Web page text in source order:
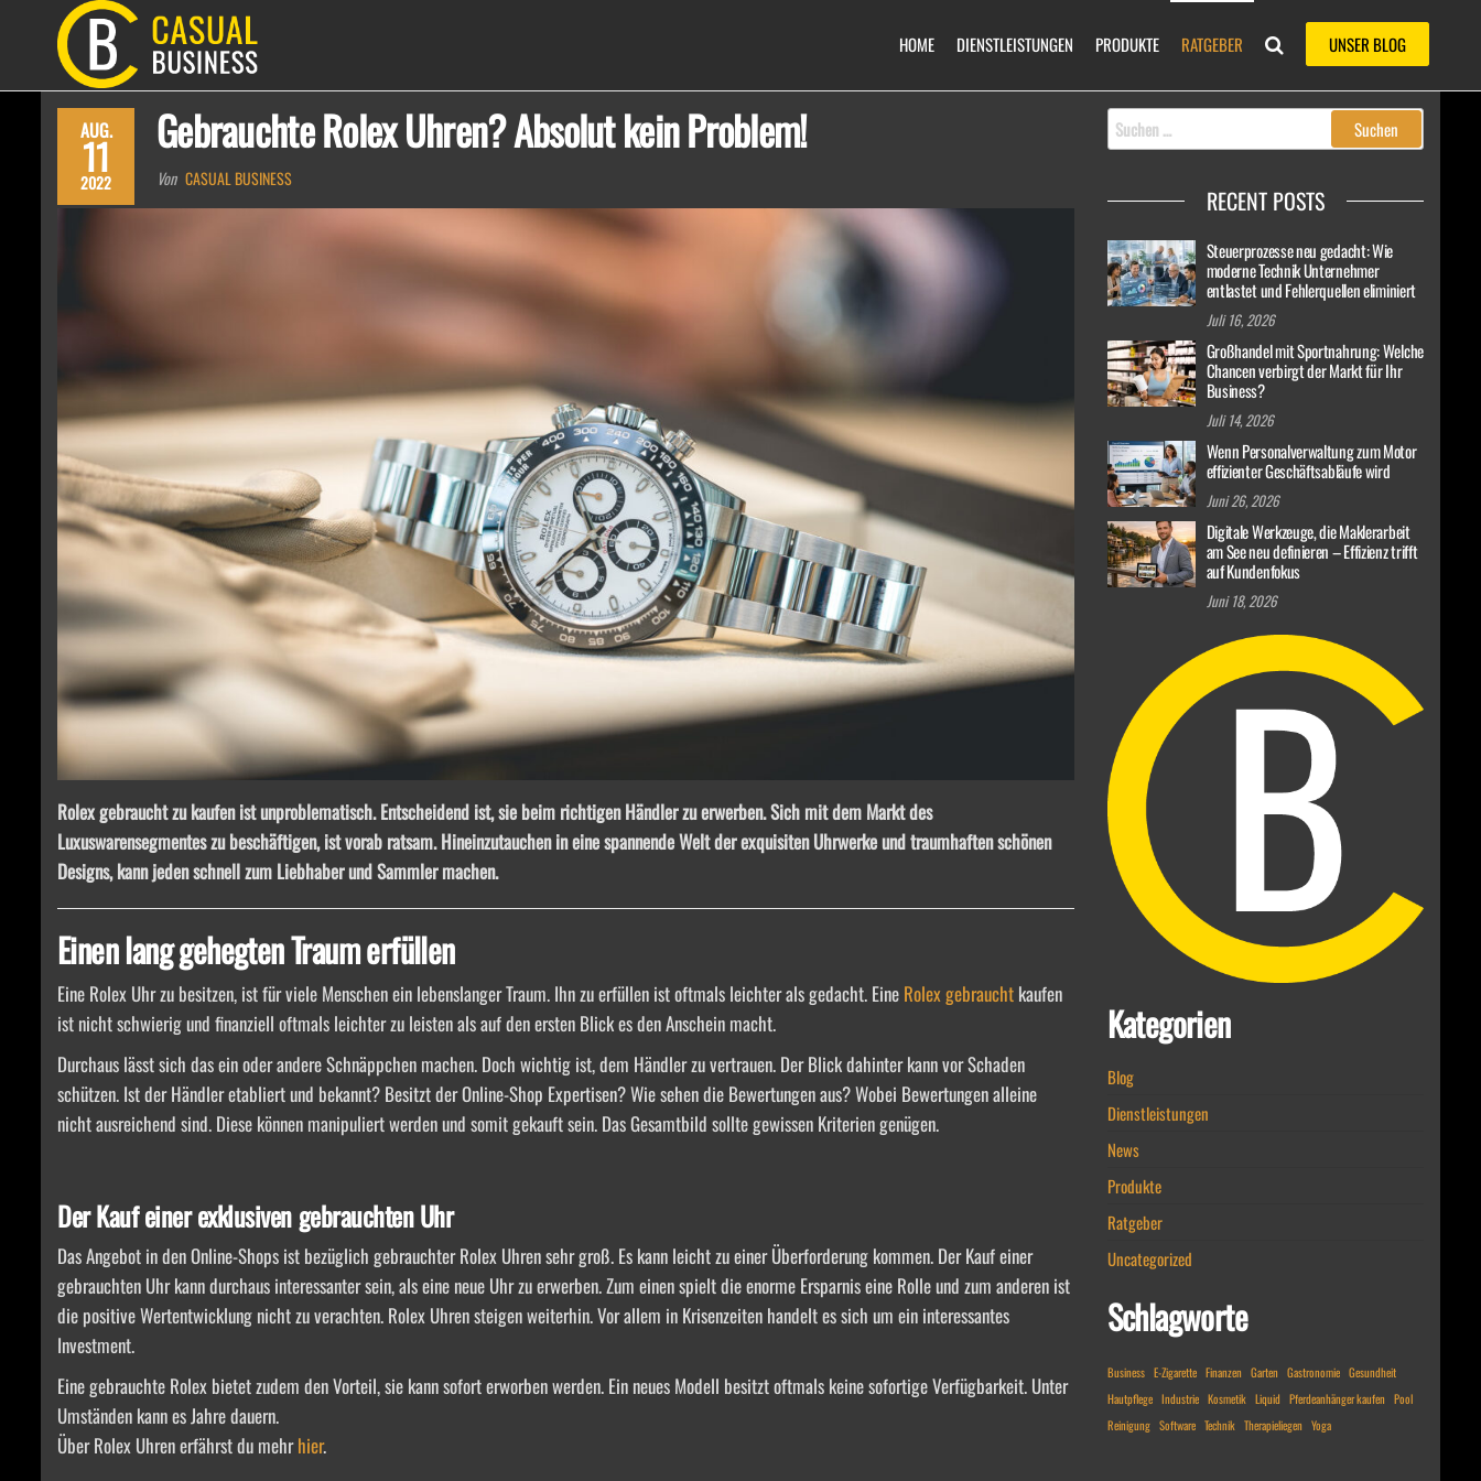
BUSINESS
UNSER BLOG
HOME DIENSTLEISTUNGEN PRODUKTE RATGEBER
AUG.
11
2022
Gebrauchte Rolex Uhren? Absolut kein Problem!
Von CASUAL BUSINESS
Rolex gebraucht zu kaufen ist unproblematisch. Entscheidend ist, sie beim richtigen Händler zu erwerben. Sich mit dem Markt des
Luxuswarensegmentes zu beschäftigen, ist vorab ratsam. Hineinzutauchen in eine spannende Welt der exquisiten Uhrwerke und traumhaften schönen
Designs, kann jeden schnell zum Liebhaber und Sammler machen.
Einen lang gehegten Traum erfüllen
Eine Rolex Uhr zu besitzen, ist für viele Menschen ein lebenslanger Traum. Ihn zu erfüllen ist oftmals leichter als gedacht. Eine Rolex gebraucht kaufen
ist nicht schwierig und finanziell oftmals leichter zu leisten als auf den ersten Blick es den Anschein macht.
Durchaus lässt sich das ein oder andere Schnäppchen machen. Doch wichtig ist, dem Händler zu vertrauen. Der Blick dahinter kann vor Schaden
schützen. Ist der Händler etabliert und bekannt? Besitzt der Online-Shop Expertisen? Wie sehen die Bewertungen aus? Wobei Bewertungen alleine
nicht ausreichend sind. Diese können manipuliert werden und somit gekauft sein. Das Gesamtbild sollte gewissen Kriterien genügen.
Der Kauf einer exklusiven gebrauchten Uhr
Das Angebot in den Online-Shops ist bezüglich gebrauchter Rolex Uhren sehr groß. Es kann leicht zu einer Überforderung kommen. Der Kauf einer
gebrauchten Uhr kann durchaus interessanter sein, als eine neue Uhr zu erwerben. Zum einen spielt die enorme Ersparnis eine Rolle und zum anderen ist
die positive Wertentwicklung nicht zu verachten. Rolex Uhren steigen weiterhin. Vor allem in Krisenzeiten handelt es sich um ein interessantes
Investment.
Eine gebrauchte Rolex bietet zudem den Vorteil, sie kann sofort erworben werden. Ein neues Modell besitzt oftmals keine sofortige Verfügbarkeit. Unter
Umständen kann es Jahre dauern.
Über Rolex Uhren erfährst du mehrhier.
Suchen
nach:
RECENT POSTS
Steuerprozesse neu gedacht: Wie
moderne Technik Unternehmer
entlastet und Fehlerquellen eliminiert
Juli 16, 2026
Großhandel mit Sportnahrung: Welche
Chancen verbirgt der Markt für Ihr
Business?
Juli 14, 2026
Wenn Personalverwaltung zum Motor
effizienter Geschäftsabläufe wird
Juni 26, 2026
Digitale Werkzeuge, die Maklerarbeit
am See neu definieren – Effizienz trifft
auf Kundenfokus
Juni 18, 2026
Kategorien
Blog
Dienstleistungen
News
Produkte
Ratgeber
Uncategorized
Schlagworte
Business E-Zigarette Finanzen Garten Gastronomie Gesundheit
Hautpflege Industrie Kosmetik Liquid Pferdeanhänger kaufen Pool
Reinigung Software Technik Therapieliegen Yoga